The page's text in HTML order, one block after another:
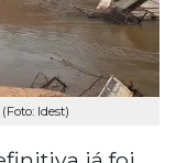
Idest)